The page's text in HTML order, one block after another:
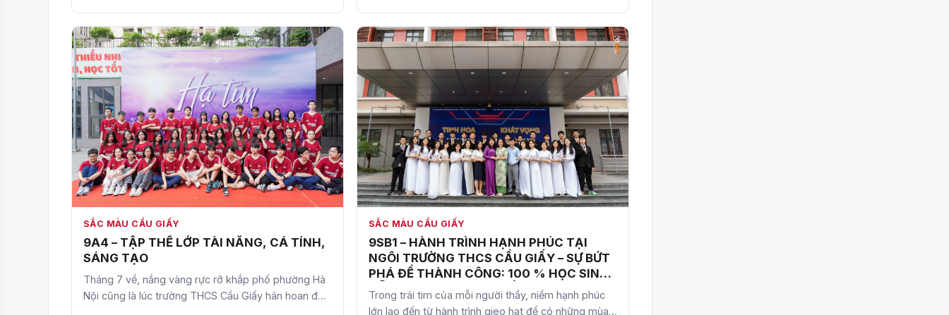
SẮC MÀU CẦU GIẤY
9A4 – TẬP THỂ LỚP TÀI NĂNG, CÁ TÍNH,
SÁNG TẠO
Tháng 7 về, nắng vàng rực rỡ khắp phố phường Hà
Nội cũng là lúc trường THCS Cầu Giấy hân hoan đón
SẮC MÀU CẦU GIẤY
9SB1 – HÀNH TRÌNH HẠNH PHÚC TẠI
NGÔI TRƯỜNG THCS CẦU GIẤY – SỰ BỨT
PHÁ ĐỂ THÀNH CÔNG: 100 % HỌC SINH
ĐỖ CHUYÊN VÀ SONG BẰNG TÚ TÀI
TRONG KÌ THI VÀO LỚP 10 THPT CHUYÊN
Trong trái tim của mỗi người thầy, niềm hạnh phúc
lớn lao đến từ hành trình gieo hạt để có những mùa